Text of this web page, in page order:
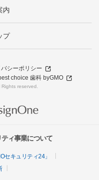
内
プ
シーポリシー
choice 歯科 byGMO
reserved.
ィ事業について
セキュリティ24」